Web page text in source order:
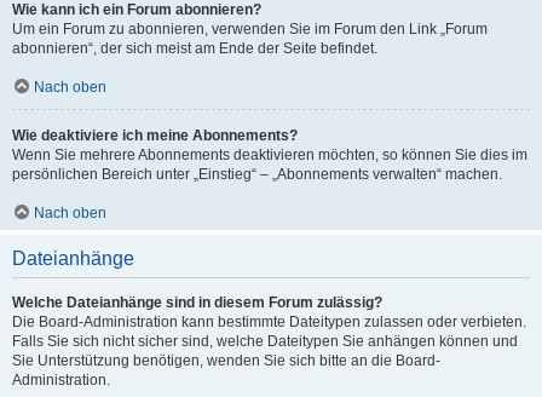
Wie kann ich ein Forum abonnieren?
Um ein Forum zu abonnieren, verwenden Sie im Forum den Link „Forum
abonnieren“, der sich meist am Ende der Seite befindet.
Nach oben
Wie deaktiviere ich meine Abonnements?
Wenn Sie mehrere Abonnements deaktivieren möchten, so können Sie dies im
persönlichen Bereich unter „Einstieg“ – „Abonnements verwalten“ machen.
Nach oben
Dateianhänge
Welche Dateianhänge sind in diesem Forum zulässig?
Die Board-Administration kann bestimmte Dateitypen zulassen oder verbieten.
Falls Sie sich nicht sicher sind, welche Dateitypen Sie anhängen können und
Sie Unterstützung benötigen, wenden Sie sich bitte an die Board-
Administration.